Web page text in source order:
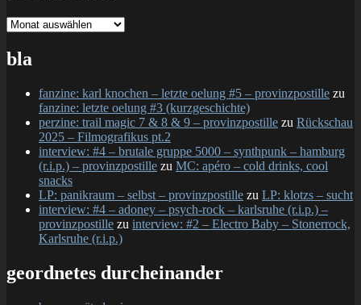
gesamtschau
bla
fanzine: karl knochen – letzte oelung #5 – provinzpostille zu
fanzine: letzte oelung #3 (kurzgeschichte)
perzine: trail magic 7 & 8 & 9 – provinzpostille zu Rückschau
2025 – Filmografikus pt.2
interview: #4 – brutale gruppe 5000 – synthpunk – hamburg
(r.i.p.) – provinzpostille zu MC: apéro – cold drinks, cool
snacks
LP: panikraum – selbst – provinzpostille zu LP: klotzs – sucht
interview: #4 – adoney – psych-rock – karlsruhe (r.i.p.) –
provinzpostille zu interview: #2 – Electro Baby – Stonerrock,
Karlsruhe (r.i.p.)
geordnetes durcheinander